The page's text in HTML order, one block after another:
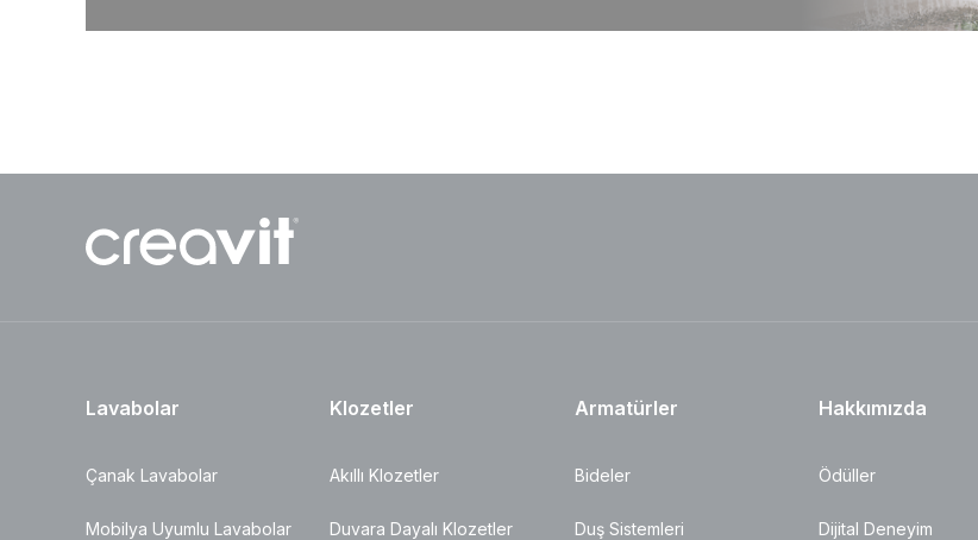
Lavabolar
Çanak Lavabolar
Mobilya Uyumlu Lavabolar
Klozetler
Akıllı Klozetler
Duvara Dayalı Klozetler
Armatürler
Bideler
Duş Sistemleri
Hakkımızda
Ödüller
Dijital Deneyim